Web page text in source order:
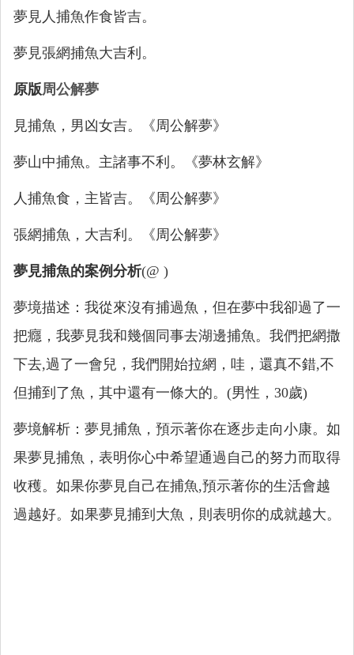
夢見人捕魚作食皆吉。
夢見張網捕魚大吉利。
原版周公解夢
見捕魚，男凶女吉。《周公解夢》
夢山中捕魚。主諸事不利。《夢林玄解》
人捕魚食，主皆吉。《周公解夢》
張網捕魚，大吉利。《周公解夢》
夢見捕魚的案例分析(@ )
夢境描述：我從來沒有捕過魚，但在夢中我卻過了一
把癮，我夢見我和幾個同事去湖邊捕魚。我們把網撒
下去,過了一會兒，我們開始拉網，哇，還真不錯,不
但捕到了魚，其中還有一條大的。(男性，30歲)
夢境解析：夢見捕魚，預示著你在逐步走向小康。如
果夢見捕魚，表明你心中希望通過自己的努力而取得
收穫。如果你夢見自己在捕魚,預示著你的生活會越
過越好。如果夢見捕到大魚，則表明你的成就越大。